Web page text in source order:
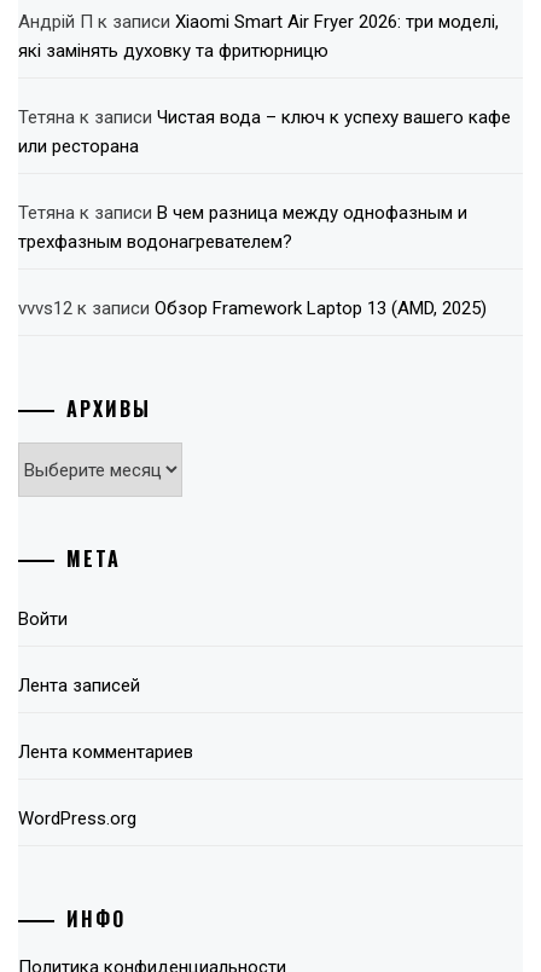
Андрій П к записи Xiaomi Smart Air Fryer 2026: три моделі,
які замінять духовку та фритюрницю
Тетяна к записи Чистая вода – ключ к успеху вашего кафе
или ресторана
Тетяна к записи В чем разница между однофазным и
трехфазным водонагревателем?
vvvs12 к записи Обзор Framework Laptop 13 (AMD, 2025)
АРХИВЫ
Архивы
МЕТА
Войти
Лента записей
Лента комментариев
WordPress.org
ИНФО
Политика конфиденциальности